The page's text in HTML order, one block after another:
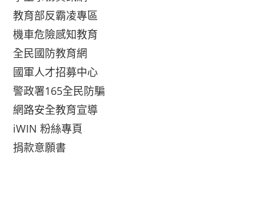
教育部反霸凌專區
機車危險感知教育
全民國防教育網
國軍人才招募中心
警政署165全民防騙
網路安全教育宣導
iWIN 粉絲專頁
捐款意願書